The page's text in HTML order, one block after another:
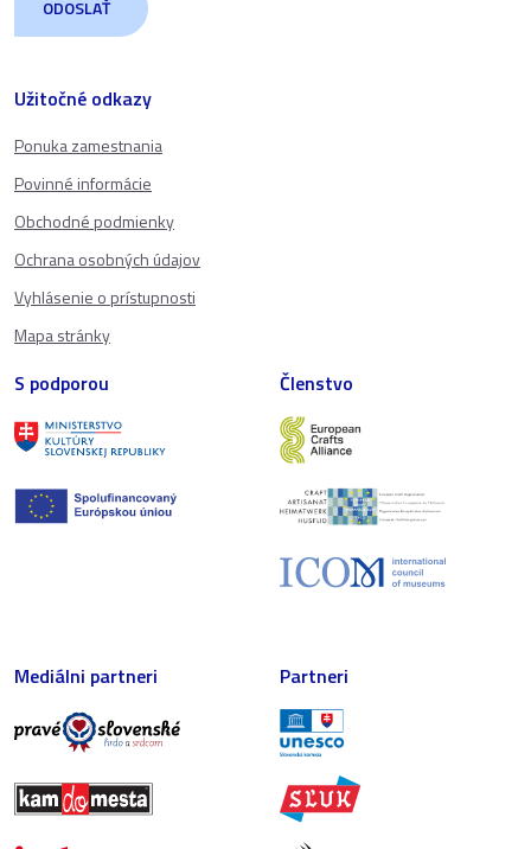
Užitočné odkazy
Ponuka zamestnania
Povinné informácie
Obchodné podmienky
Ochrana osobných údajov
Vyhlásenie o prístupnosti
Mapa stránky
S podporou Členstvo
Mediálni partneri Partneri